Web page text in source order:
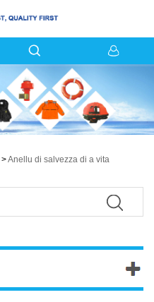
>Anellu di salvezza di a vita